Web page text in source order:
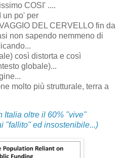
COSI' ....
un po' per
DEL CERVELLO fin da
non sapendo nemmeno di
così distorta e così
globale)...
molto più strutturale, terra a
Italia oltre il 60% "vive"
"fallito" ed insostenibile...)